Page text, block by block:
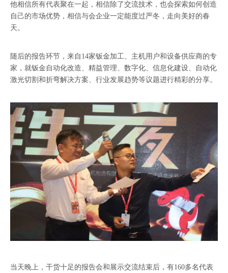
他相信所有代表聚在一起，相信除了交流技术，也会探索如何创造
自己的市场优势，相信与会企业一定能度过严冬，走向美好的春
天。
随后的报告环节，来自14家钣金加工、主机用户和设备供应商的专
家，就钣金自动化改造、精益管理、数字化、信息化建设、自动化
激光切割和折弯解决方案、行业发展趋势等议题进行精彩的分享。
当天晚上，干货十足的报告会和展示交流结束后，有160多名代表